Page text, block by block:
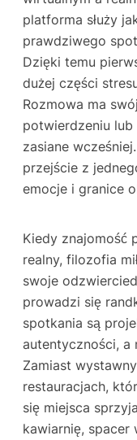
platforma służy
prawdziwego
Dzięki temu
dużej części
Rozmowa ma
potwierdzeniu
zasiane
przejście z
emocje i granice
Kiedy znajomość
realny, filozofia
swoje
prowadzi się
spotkania są
autentyczności, a
Zamiast
restauracjach,
się miejsca
kawiarnię, spacer